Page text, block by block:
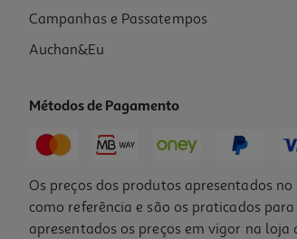
Campanhas e Passatempos
Auchan&Eu
Métodos de Pagamento
Os preços dos produtos apresentados
como referência e são os praticados
apresentados os preços em vigor na